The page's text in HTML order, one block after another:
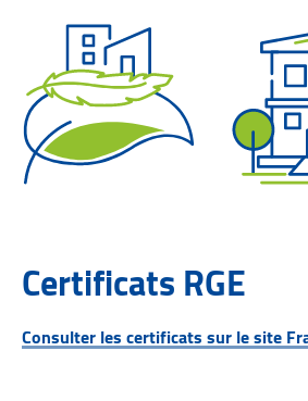
Certificats RGE
Consulter les certificats sur le site